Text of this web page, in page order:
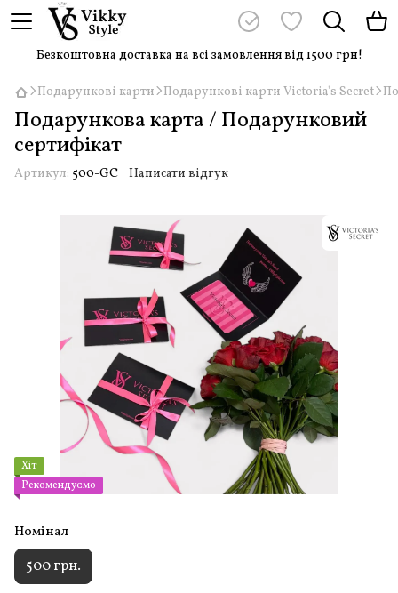
Безкоштовна доставка на всі замовлення від 1500 грн!
Подарункові карти Подарункові карти Victoria's Secret
Подарункова карта / Подарунковий
сертифікат
Артикул: 500-GC Написати відгук
Хіт
Рекомендуємо
Номінал
500 грн.